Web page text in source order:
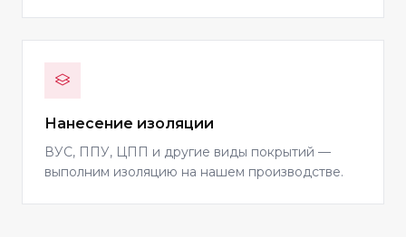
Нанесение изоляции
ВУС, ППУ, ЦПП и другие виды покрытий —
выполним изоляцию на нашем производстве.